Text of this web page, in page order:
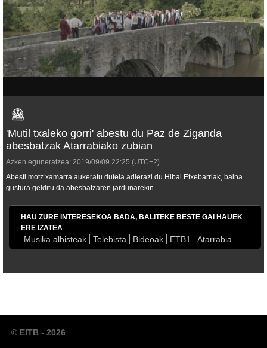
'Mutil txaleko gorri' abestu du Paz de Ziganda
abesbatzak Atarrabiako zubian
Azken eguneratzea: 2019/09/09 22:25 (UTC+2)
Abesti motz xamarra aukeratu dutela adierazi du Hibai Etxebarriak, baina
gustura gelditu da abesbatzaren jardunarekin.
HAU ZURE INTERESEKOA BADA, BALITEKE BESTE GAI HAUEK
ERE IZATEA
Musika albisteak Telebista Bideoak ETB1 Atarrabia
© EITB - 2026